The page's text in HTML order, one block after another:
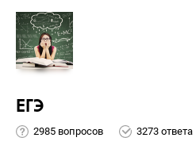
ЕГЭ
2985 вопросов 3273 ответа